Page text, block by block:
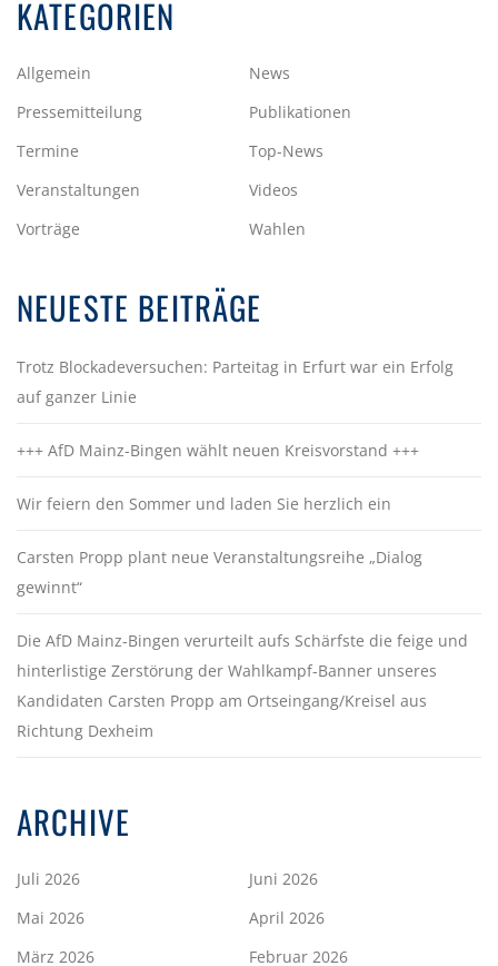
KATEGORIEN
Allgemein
News
Pressemitteilung
Publikationen
Termine
Top-News
Veranstaltungen
Videos
Vorträge
Wahlen
NEUESTE BEITRÄGE
Trotz Blockadeversuchen: Parteitag in Erfurt war ein Erfolg
auf ganzer Linie
+++ AfD Mainz-Bingen wählt neuen Kreisvorstand +++
Wir feiern den Sommer und laden Sie herzlich ein
Carsten Propp plant neue Veranstaltungsreihe „Dialog
gewinnt“
Die AfD Mainz-Bingen verurteilt aufs Schärfste die feige und
hinterlistige Zerstörung der Wahlkampf-Banner unseres
Kandidaten Carsten Propp am Ortseingang/Kreisel aus
Richtung Dexheim
ARCHIVE
Juli 2026
Juni 2026
Mai 2026
April 2026
März 2026
Februar 2026